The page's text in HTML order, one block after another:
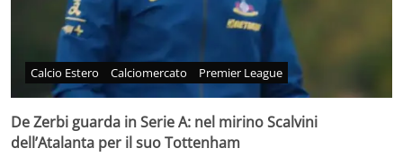
Calcio Estero Calciomercato Premier League
De Zerbi guarda in Serie A: nel mirino Scalvini
dell’Atalanta per il suo Tottenham